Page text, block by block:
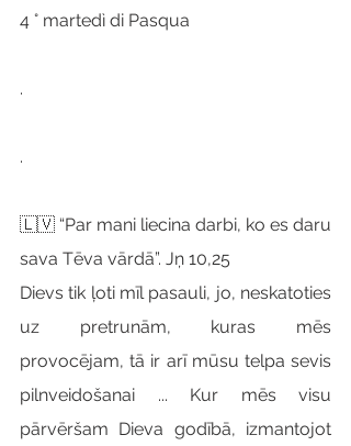
4 ° martedì di Pasqua
.
.
🇱🇻 “Par mani liecina darbi, ko es daru
sava Tēva vārdā”. Jņ 10,25
Dievs tik ļoti mīl pasauli, jo, neskatoties
uz pretrunām, kuras mēs
provocējam, tā ir arī mūsu telpa sevis
pilnveidošanai ... Kur mēs visu
pārvēršam Dieva godībā, izmantojot